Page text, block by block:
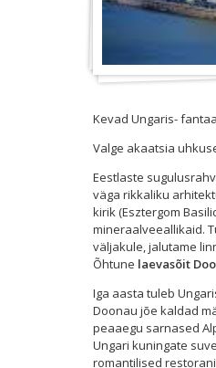
Kevad Ungaris-
Valge akaatsia
Eestlaste
väga rikkaliku
kirik (Esztergom
mineraalveeallikaid.
väljakule, jalutame
Õhtune laevasõit
Iga aasta tuleb
Doonau jõe kaldad
peaaegu sarnased
Ungari kuningate
romantilised